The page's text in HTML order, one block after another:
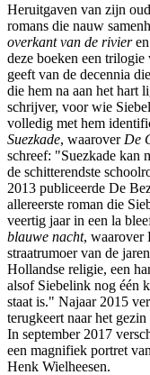
Heruitgaven van zijn
romans die nauw
overkant van de rivieren
deze boeken een
geeft van de decennia
die hem na aan het hart
schrijver, voor wie
volledig met hem
Suezkade, waarover De
schreef: "Suezkade kan
de schitterendste
2013 publiceerde De
allereerste roman die
veertig jaar in een la
blauwe nacht, waarover
straatrumoer van de
Hollandse religie, een
alsof Siebelink nog één
staat is." Najaar 2015
terugkeert naar het
In september 2017
een magnifiek portret
Henk Wielheesen.